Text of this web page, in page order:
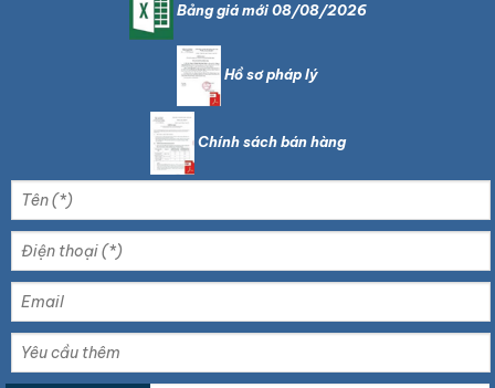
Bảng giá mới 08/08/2026
Hồ sơ pháp lý
Chính sách bán hàng